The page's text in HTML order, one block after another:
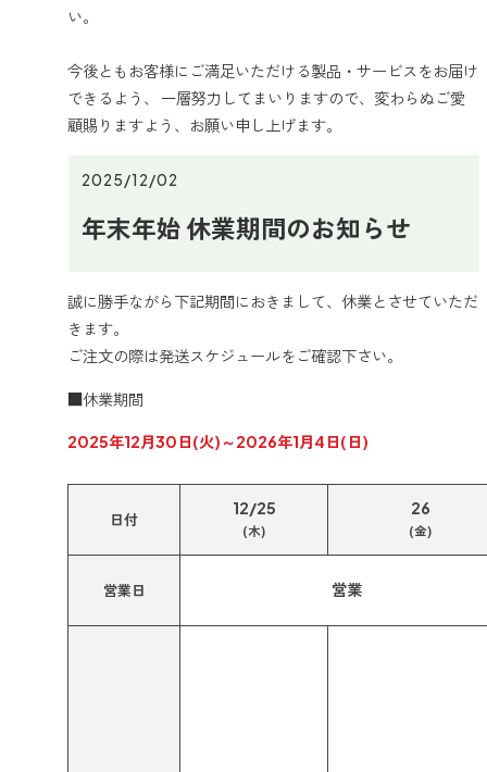
い。
今後ともお客様にご満足いただける製品・サービスをお届け
できるよう、 一層努力してまいりますので、変わらぬご愛
顧賜りますよう、お願い申し上げます。
2025/12/02
年末年始 休業期間のお知らせ
誠に勝手ながら下記期間におきまして、休業とさせていただ
きます。
ご注文の際は発送スケジュールをご確認下さい。
■休業期間
2025年12月30日(火)～2026年1月4日(日)
日付
12/25
(木)
26
(金)
営業日 営業